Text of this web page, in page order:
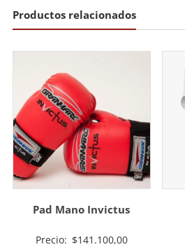
Productos relacionados
Pad Mano Invictus
Precio: $141.100,00